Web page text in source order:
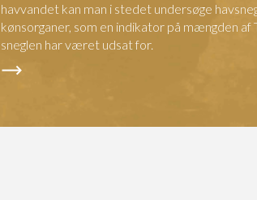
havvandet kan man i stedet undersøge
kønsorganer, som en indikator på mængden af
sneglen har været udsat for.